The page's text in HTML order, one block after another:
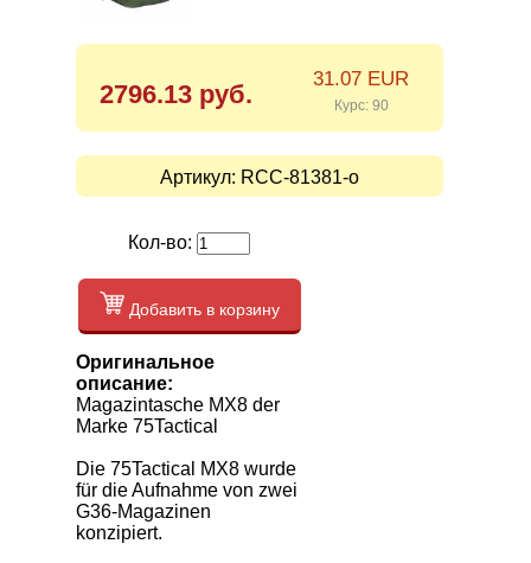
2796.13 руб.
31.07 EUR
Курс: 90
Артикул: RCC-81381-o
Кол-во:
Добавить в корзину
Оригинальное
описание:
Magazintasche MX8 der
Marke 75Tactical
Die 75Tactical MX8 wurde
für die Aufnahme von zwei
G36-Magazinen
konzipiert.